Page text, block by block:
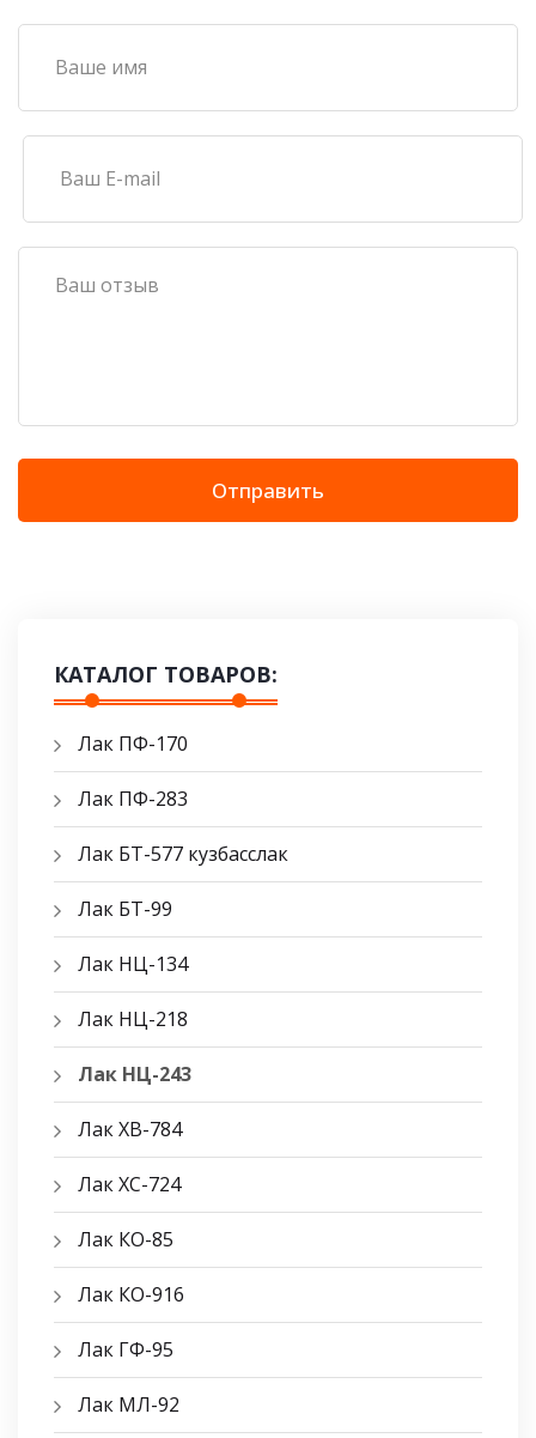
Отправить
КАТАЛОГ ТОВАРОВ:
Лак ПФ-170
Лак ПФ-283
Лак БТ-577 кузбасслак
Лак БТ-99
Лак НЦ-134
Лак НЦ-218
Лак НЦ-243
Лак ХВ-784
Лак ХС-724
Лак КО-85
Лак КО-916
Лак ГФ-95
Лак МЛ-92